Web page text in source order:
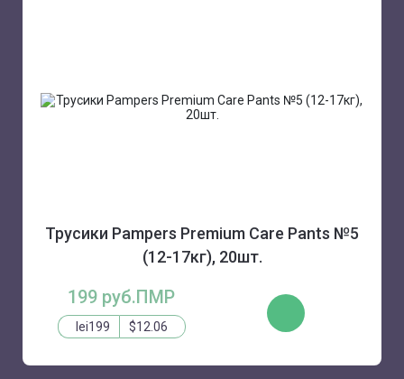
Трусики Pampers Premium Care Pants №5
(12-17кг), 20шт.
199 руб.ПМР
lei199 $12.06
КУПИТЬ